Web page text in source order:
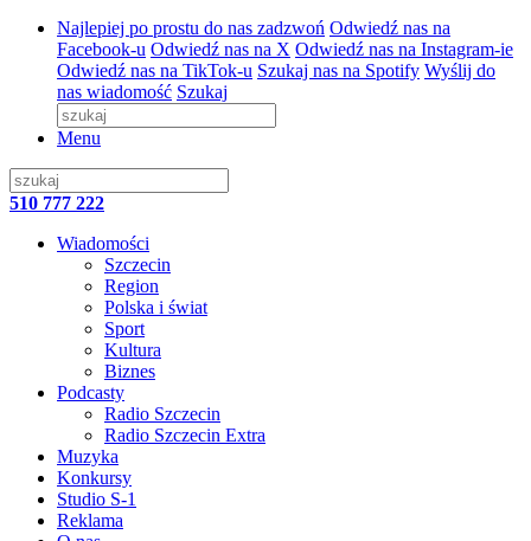
Najlepiej po prostu do nas zadzwoń Odwiedź nas na
Facebook-u Odwiedź nas na X Odwiedź nas na Instagram-ie
Odwiedź nas na TikTok-u Szukaj nas na Spotify Wyślij do
nas wiadomość Szukaj
Menu
510 777 222
Wiadomości
Szczecin
Region
Polska i świat
Sport
Kultura
Biznes
Podcasty
Radio Szczecin
Radio Szczecin Extra
Muzyka
Konkursy
Studio S-1
Reklama